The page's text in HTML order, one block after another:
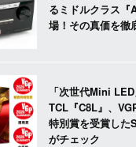
るミドルクラス『
場！その真価を徹
「次世代Mini
TCL『C8L』、
特別賞を受賞し
がチェック